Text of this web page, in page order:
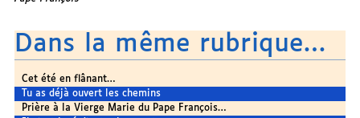
Dans la même rubrique…
Cet été en flânant…
Tu as déjà ouvert les chemins
Prière à la Vierge Marie du Pape François…